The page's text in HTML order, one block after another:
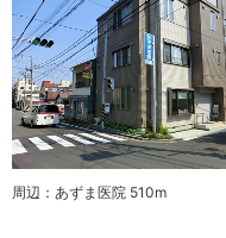
周辺：あずま医院 510m